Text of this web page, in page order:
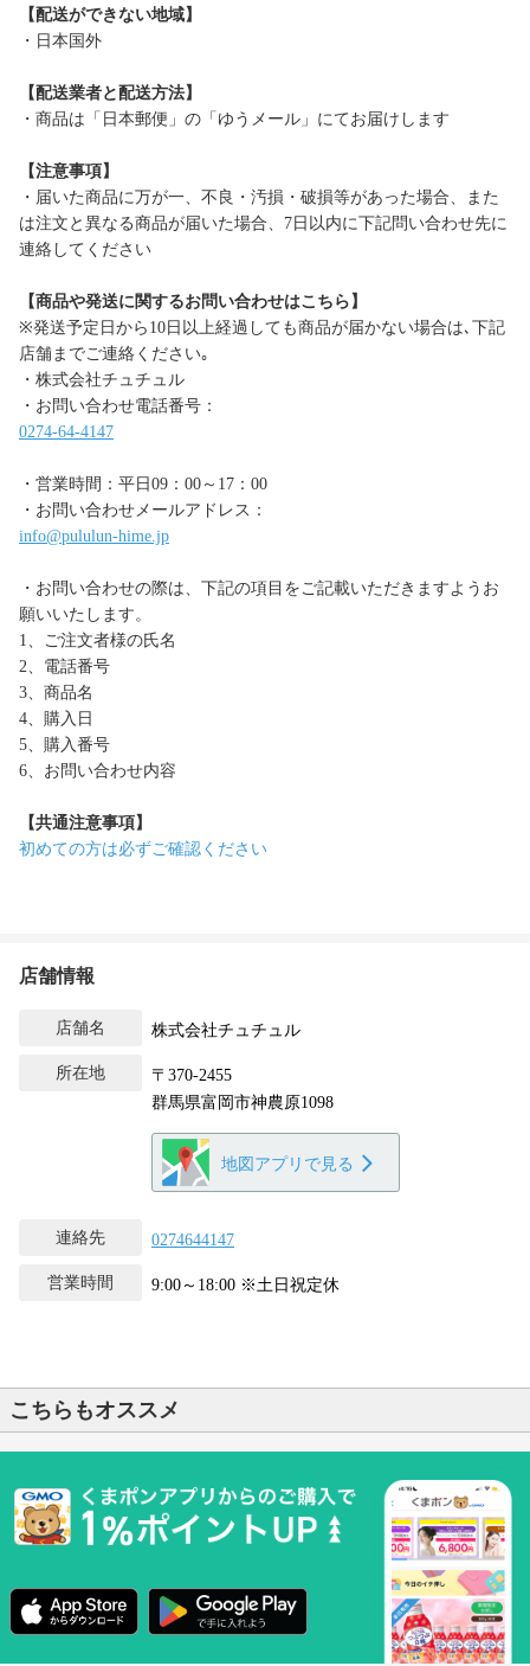
【配送ができない地域】
・日本国外
【配送業者と配送方法】
・商品は「日本郵便」の「ゆうメール」にてお届けします
【注意事項】
・届いた商品に万が一、不良・汚損・破損等があった場合、また
は注文と異なる商品が届いた場合、7日以内に下記問い合わせ先に
連絡してください
【商品や発送に関するお問い合わせはこちら】
※発送予定日から10日以上経過しても商品が届かない場合は､下記
店舗までご連絡ください｡
・株式会社チュチュル
・お問い合わせ電話番号：
0274-64-4147
・営業時間：平日09：00～17：00
・お問い合わせメールアドレス：
info@pululun-hime.jp
・お問い合わせの際は、下記の項目をご記載いただきますようお
願いいたします。
1、ご注文者様の氏名
2、電話番号
3、商品名
4、購入日
5、購入番号
6、お問い合わせ内容
【共通注意事項】
初めての方は必ずご確認ください
店舗情報
店舗名 株式会社チュチュル
所在地
〒370-2455
群馬県富岡市神農原1098
地図アプリで見る
連絡先 0274644147
営業時間 9:00～18:00 ※土日祝定休
こちらもオススメ